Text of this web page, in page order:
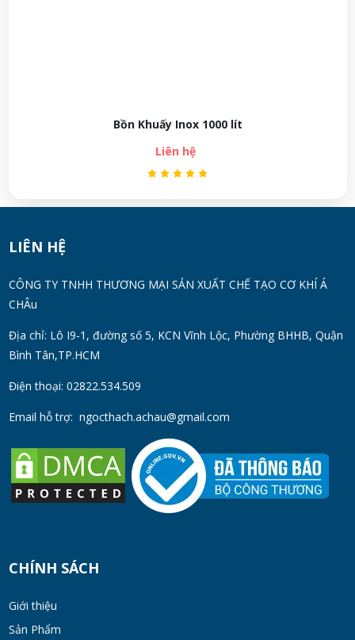
Bồn khuấy inox gia nhiệt
Liên hệ
LIÊN HỆ
CÔNG TY TNHH THƯƠNG MẠI SẢN XUẤT CHẾ TẠO CƠ KHÍ Á
CHÂu
Địa chỉ: Lô I9-1, đường số 5, KCN Vĩnh Lộc, Phường BHHB, Quận
Bình Tân,TP.HCM
Điện thoại: 02822.534.509
Email hỗ trợ: ngocthach.achau@gmail.com
CHÍNH SÁCH
Giới thiệu
Sản Phẩm